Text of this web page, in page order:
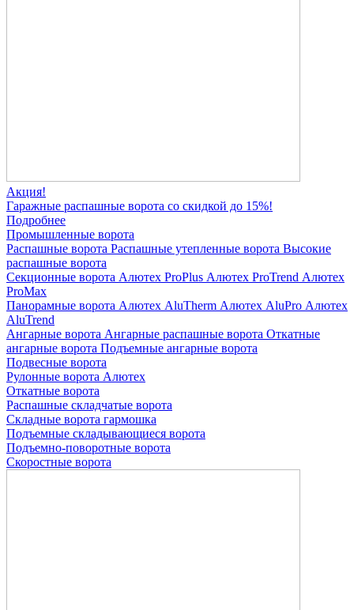
Акция!
Гаражные распашные ворота со скидкой до 15%!
Подробнее
Промышленные ворота
Распашные ворота Распашные утепленные ворота Высокие
распашные ворота
Секционные ворота Алютех ProPlus Алютех ProTrend Алютех
ProMax
Панорамные ворота Алютех AluTherm Алютех AluPro Алютех
AluTrend
Ангарные ворота Ангарные распашные ворота Откатные
ангарные ворота Подъемные ангарные ворота
Подвесные ворота
Рулонные ворота Алютех
Откатные ворота
Распашные складчатые ворота
Складные ворота гармошка
Подъемные складывающиеся ворота
Подъемно-поворотные ворота
Скоростные ворота